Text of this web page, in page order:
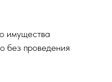
имущества
без проведения